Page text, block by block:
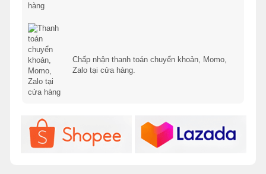
Chấp nhận thanh toán chuyển khoản, Momo,
Zalo tại cửa hàng.